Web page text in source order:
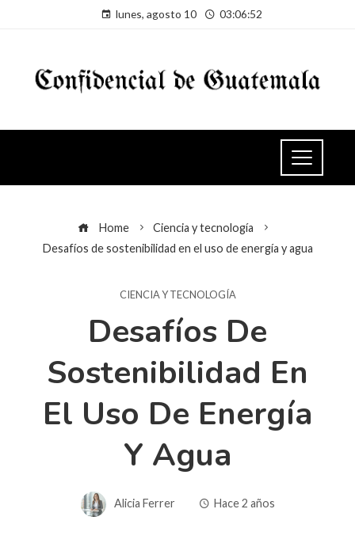
lunes, agosto 10 03:06:52
Home
Ciencia y tecnología
Desafíos de sostenibilidad en el uso de energía y agua
CIENCIA Y TECNOLOGÍA
Desafíos De
Sostenibilidad En
El Uso De Energía
Y Agua
Alicia Ferrer Hace 2 años